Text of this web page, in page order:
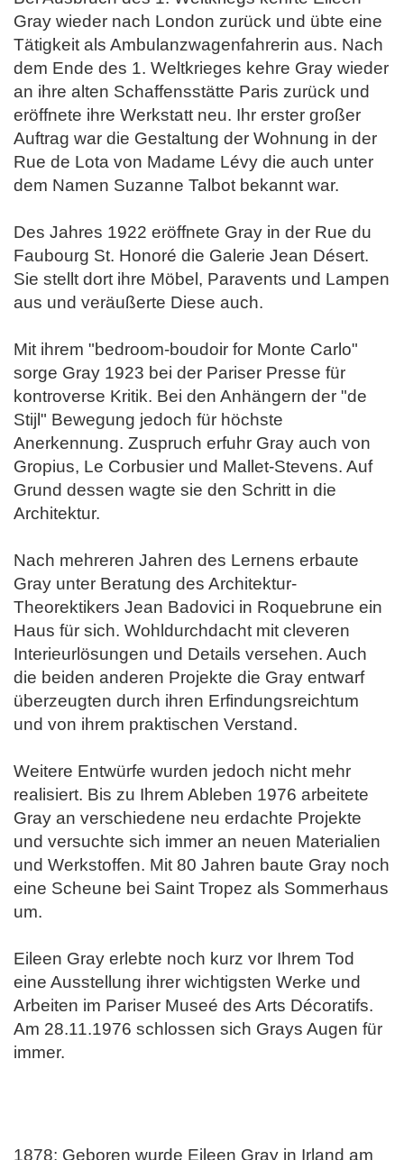
Gray wieder nach London zurück und übte eine
Tätigkeit als Ambulanzwagenfahrerin aus. Nach
dem Ende des 1. Weltkrieges kehre Gray wieder
an ihre alten Schaffensstätte Paris zurück und
eröffnete ihre Werkstatt neu. Ihr erster großer
Auftrag war die Gestaltung der Wohnung in der
Rue de Lota von Madame Lévy die auch unter
dem Namen Suzanne Talbot bekannt war.
Des Jahres 1922 eröffnete Gray in der Rue du
Faubourg St. Honoré die Galerie Jean Désert.
Sie stellt dort ihre Möbel, Paravents und Lampen
aus und veräußerte Diese auch.
Mit ihrem "bedroom-boudoir for Monte Carlo"
sorge Gray 1923 bei der Pariser Presse für
kontroverse Kritik. Bei den Anhängern der "de
Stijl" Bewegung jedoch für höchste
Anerkennung. Zuspruch erfuhr Gray auch von
Gropius, Le Corbusier und Mallet-Stevens. Auf
Grund dessen wagte sie den Schritt in die
Architektur.
Nach mehreren Jahren des Lernens erbaute
Gray unter Beratung des Architektur-
Theorektikers Jean Badovici in Roquebrune ein
Haus für sich. Wohldurchdacht mit cleveren
Interieurlösungen und Details versehen. Auch
die beiden anderen Projekte die Gray entwarf
überzeugten durch ihren Erfindungsreichtum
und von ihrem praktischen Verstand.
Weitere Entwürfe wurden jedoch nicht mehr
realisiert. Bis zu Ihrem Ableben 1976 arbeitete
Gray an verschiedene neu erdachte Projekte
und versuchte sich immer an neuen Materialien
und Werkstoffen. Mit 80 Jahren baute Gray noch
eine Scheune bei Saint Tropez als Sommerhaus
um.
Eileen Gray erlebte noch kurz vor Ihrem Tod
eine Ausstellung ihrer wichtigsten Werke und
Arbeiten im Pariser Museé des Arts Décoratifs.
Am 28.11.1976 schlossen sich Grays Augen für
immer.
1878: Geboren wurde Eileen Gray in Irland am